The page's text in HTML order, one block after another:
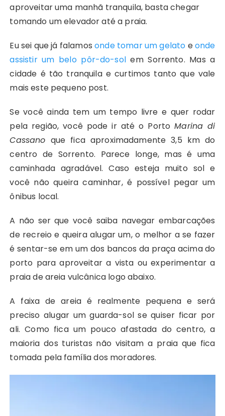
aproveitar uma manhã tranquila, basta chegar
tomando um elevador até a praia.
Eu sei que já falamosonde tomar um gelato eonde
assistir um belo pôr-do-solem Sorrento. Mas a
cidade é tão tranquila e curtimos tanto que vale
mais este pequeno post.
Se você ainda tem um tempo livre e quer rodar
pela região, você pode ir até o PortoMarina di
Cassano que fica aproximadamente 3,5 km do
centro de Sorrento. Parece longe, mas é uma
caminhada agradável. Caso esteja muito sol e
você não queira caminhar, é possível pegar um
ônibus local.
A não ser que você saiba navegar embarcações
de recreio e queira alugar um, o melhor a se fazer
é sentar-se em um dos bancos da praça acima do
porto para aproveitar a vista ou experimentar a
praia de areia vulcânica logo abaixo.
A faixa de areia é realmente pequena e será
preciso alugar um guarda-sol se quiser ficar por
ali. Como fica um pouco afastada do centro, a
maioria dos turistas não visitam a praia que fica
tomada pela família dos moradores.